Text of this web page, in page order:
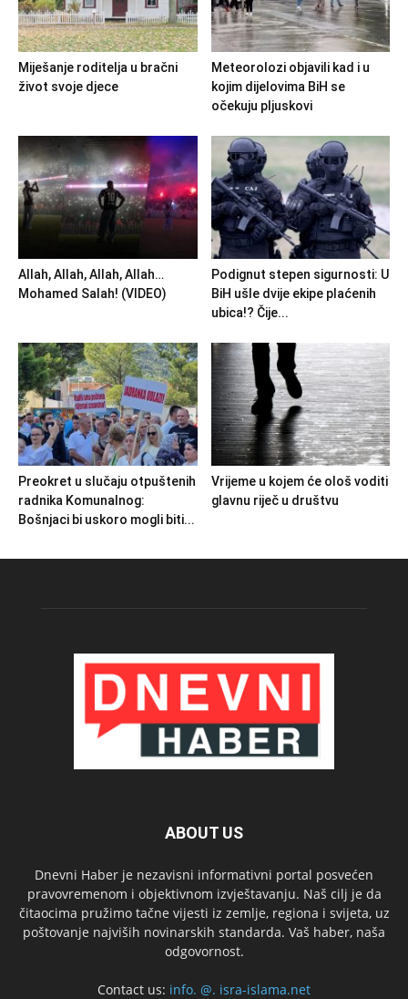
Miješanje roditelja u bračni
život svoje djece
Meteorolozi objavili kad i u
kojim dijelovima BiH se
očekuju pljuskovi
Allah, Allah, Allah, Allah…
Mohamed Salah! (VIDEO)
Podignut stepen sigurnosti: U
BiH ušle dvije ekipe plaćenih
ubica!? Čije...
Preokret u slučaju otpuštenih
radnika Komunalnog:
Bošnjaci bi uskoro mogli biti...
Vrijeme u kojem će ološ voditi
glavnu riječ u društvu
ABOUT US
Dnevni Haber je nezavisni informativni portal posvećen
pravovremenom i objektivnom izvještavanju. Naš cilj je da
čitaocima pružimo tačne vijesti iz zemlje, regiona i svijeta, uz
poštovanje najviših novinarskih standarda. Vaš haber, naša
odgovornost.
Contact us: info. @. isra-islama.net